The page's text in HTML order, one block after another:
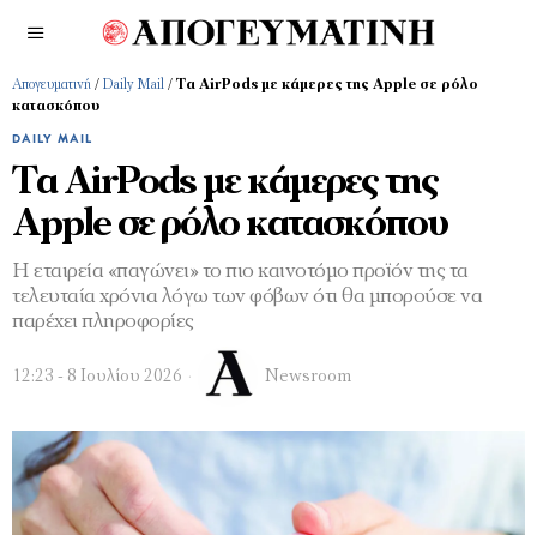
Απογευματινή / Daily Mail / Τα AirPods με κάμερες της Apple σε ρόλο
κατασκόπου
DAILY MAIL
Τα AirPods με κάμερες της
Apple σε ρόλο κατασκόπου
Η εταιρεία «παγώνει» το πιο καινοτόμο προϊόν της τα
τελευταία χρόνια λόγω των φόβων ότι θα μπορούσε να
παρέχει πληροφορίες
12:23 - 8 Ιουλίου 2026 Newsroom